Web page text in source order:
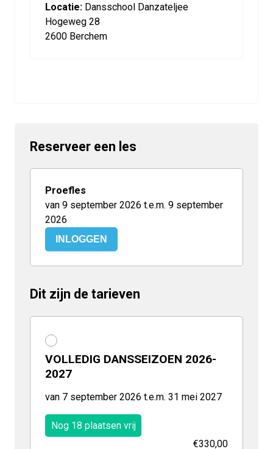
Locatie: Dansschool Danzateljee
Hogeweg 28
2600 Berchem
Reserveer een les
Proefles
van 9 september 2026 t.e.m. 9 september
2026
INLOGGEN
Dit zijn de tarieven
VOLLEDIG DANSSEIZOEN 2026-
2027
van 7 september 2026 t.e.m. 31 mei 2027
Nog 18 plaatsen vrij
€330,00